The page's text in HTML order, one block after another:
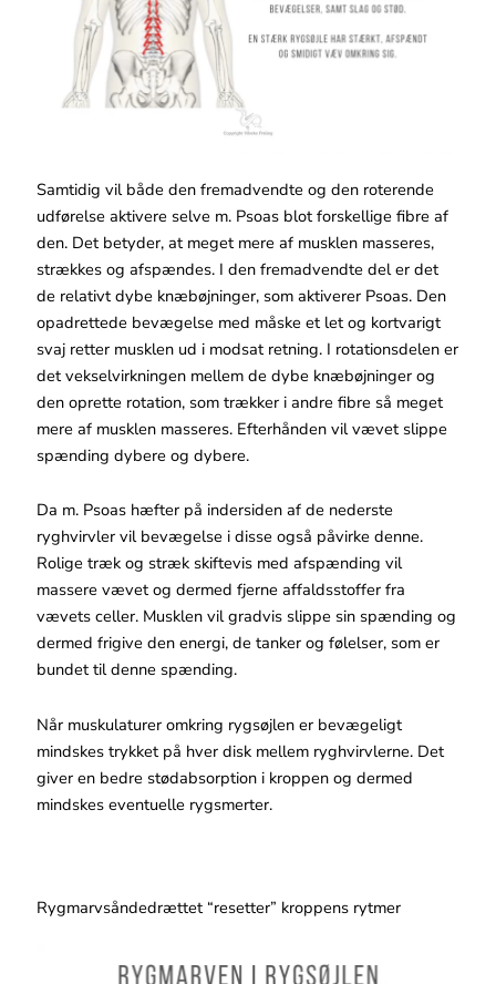
Samtidig vil både den fremadvendte og den roterende
udførelse aktivere selve m. Psoas blot forskellige fibre af
den. Det betyder, at meget mere af musklen masseres,
strækkes og afspændes. I den fremadvendte del er det
de relativt dybe knæbøjninger, som aktiverer Psoas. Den
opadrettede bevægelse med måske et let og kortvarigt
svaj retter musklen ud i modsat retning. I rotationsdelen er
det vekselvirkningen mellem de dybe knæbøjninger og
den oprette rotation, som trækker i andre fibre så meget
mere af musklen masseres. Efterhånden vil vævet slippe
spænding dybere og dybere.
Da m. Psoas hæfter på indersiden af de nederste
ryghvirvler vil bevægelse i disse også påvirke denne.
Rolige træk og stræk skiftevis med afspænding vil
massere vævet og dermed fjerne affaldsstoffer fra
vævets celler. Musklen vil gradvis slippe sin spænding og
dermed frigive den energi, de tanker og følelser, som er
bundet til denne spænding.
Når muskulaturer omkring rygsøjlen er bevægeligt
mindskes trykket på hver disk mellem ryghvirvlerne. Det
giver en bedre stødabsorption i kroppen og dermed
mindskes eventuelle rygsmerter.
Rygmarvsåndedrættet “resetter” kroppens rytmer